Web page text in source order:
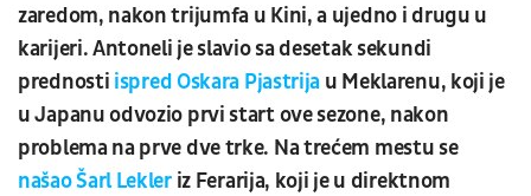
zaredom, nakon trijumfa u Kini, a ujedno i drugu u
karijeri. Antoneli je slavio sa desetak sekundi
prednosti ispred Oskara Pjastrija u Meklarenu, koji je
u Japanu odvozio prvi start ove sezone, nakon
problema na prve dve trke. Na trećem mestu se
našao Šarl Lekleriz Ferarija, koji je u direktnom